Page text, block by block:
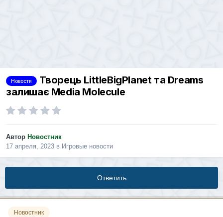
Новости
Творець LittleBigPlanet та Dreams
залишає Media Molecule
Автор Новостник
17 апреля, 2023 в Игровые новости
Ответить
Новостник